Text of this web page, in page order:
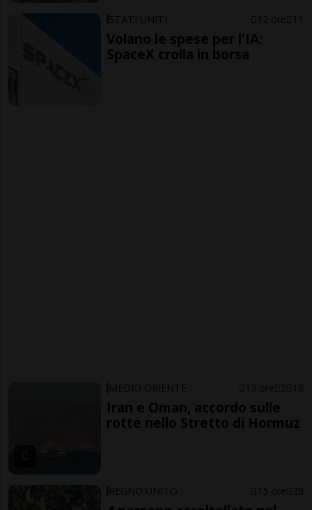
STATI UNITI 12 ore 11
Volano le spese per l'IA:
SpaceX crolla in borsa
MEDIO ORIENTE 13 ore 2 18
Iran e Oman, accordo sulle
rotte nello Stretto di Hormuz
REGNO UNITO 15 ore 28